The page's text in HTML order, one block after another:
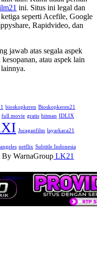
ini. Situs ini legal dan
seperti Acefile, Google
Rapidvideo, dan
jawab atas segala aspek
atau aspek lain
bioskopkeren Bioskopkeren21
full movie gratis hitman IDLIX
Juraganfilm layarkaca21
netflix Subtitle Indonesia
By WarnaGroup LK21